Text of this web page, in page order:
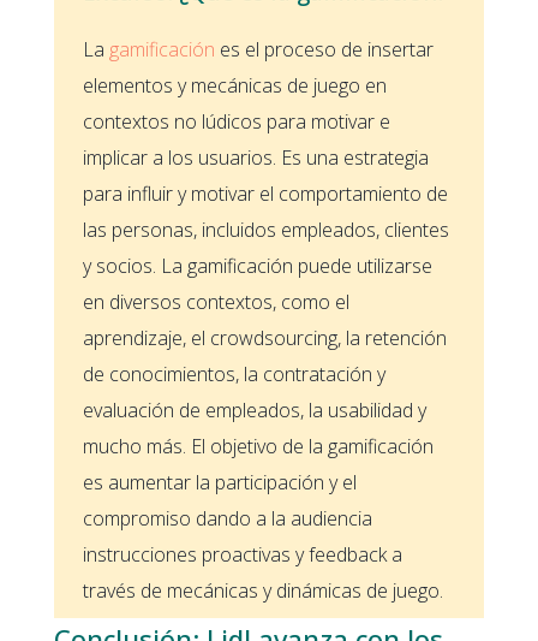
La gamificación es el proceso de insertar
elementos y mecánicas de juego en
contextos no lúdicos para motivar e
implicar a los usuarios. Es una estrategia
para influir y motivar el comportamiento de
las personas, incluidos empleados, clientes
y socios. La gamificación puede utilizarse
en diversos contextos, como el
aprendizaje, el crowdsourcing, la retención
de conocimientos, la contratación y
evaluación de empleados, la usabilidad y
mucho más. El objetivo de la gamificación
es aumentar la participación y el
compromiso dando a la audiencia
instrucciones proactivas y feedback a
través de mecánicas y dinámicas de juego.